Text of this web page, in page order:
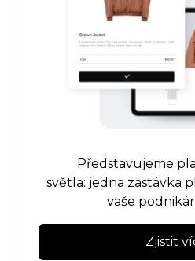
Představujeme
světla: jedna zastávka
vaše
Zjistit